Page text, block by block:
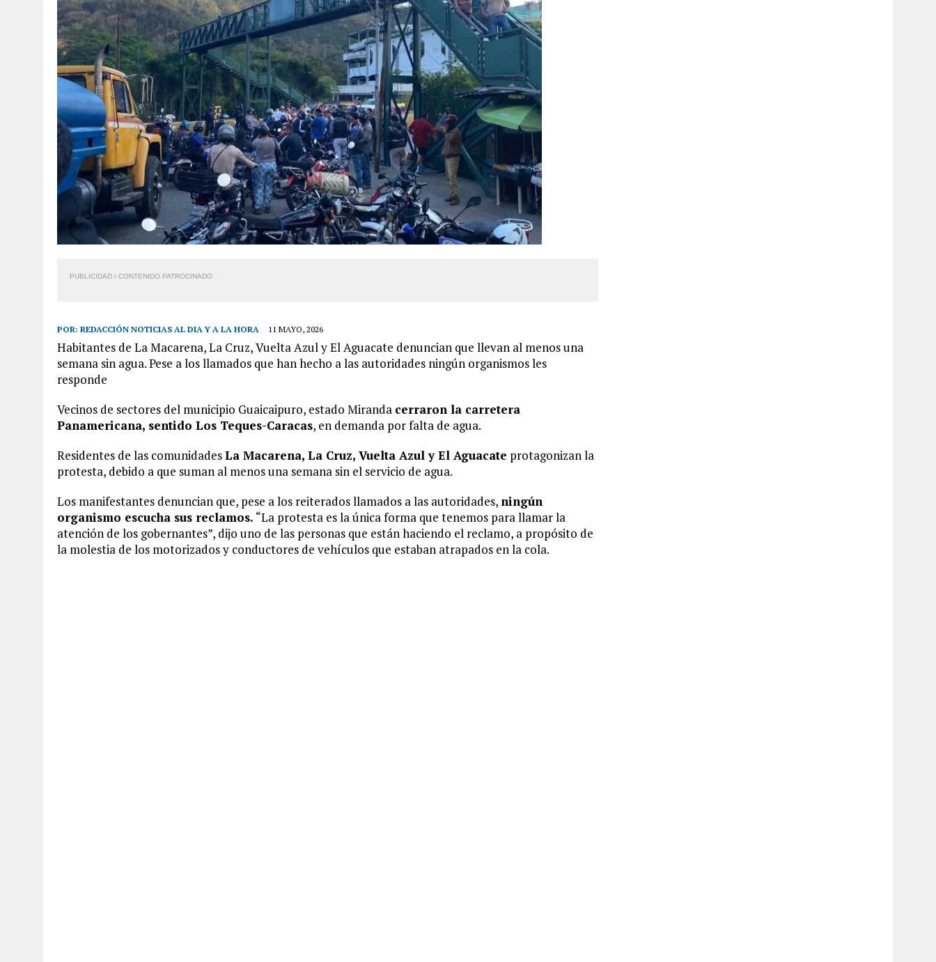
PUBLICIDAD / CONTENIDO PATROCINADO
POR: REDACCIÓN NOTICIAS AL DIA Y A LA HORA 11 MAYO, 2026
Habitantes de La Macarena, La Cruz, Vuelta Azul y El Aguacate denuncian que llevan al menos una
semana sin agua. Pese a los llamados que han hecho a las autoridades ningún organismos les
responde
Vecinos de sectores del municipio Guaicaipuro, estado Miranda cerraron la carretera
Panamericana, sentido Los Teques-Caracas, en demanda por falta de agua.
Residentes de las comunidadesLa Macarena, La Cruz, Vuelta Azul y El Aguacate protagonizan la
protesta, debido a que suman al menos una semana sin el servicio de agua.
Los manifestantes denuncian que, pese a los reiterados llamados a las autoridades, ningún
organismo escucha sus reclamos. “La protesta es la única forma que tenemos para llamar la
atención de los gobernantes”, dijo uno de las personas que están haciendo el reclamo, a propósito de
la molestia de los motorizados y conductores de vehículos que estaban atrapados en la cola.